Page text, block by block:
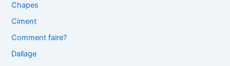
Chapes
Ciment
Comment faire?
Dallage